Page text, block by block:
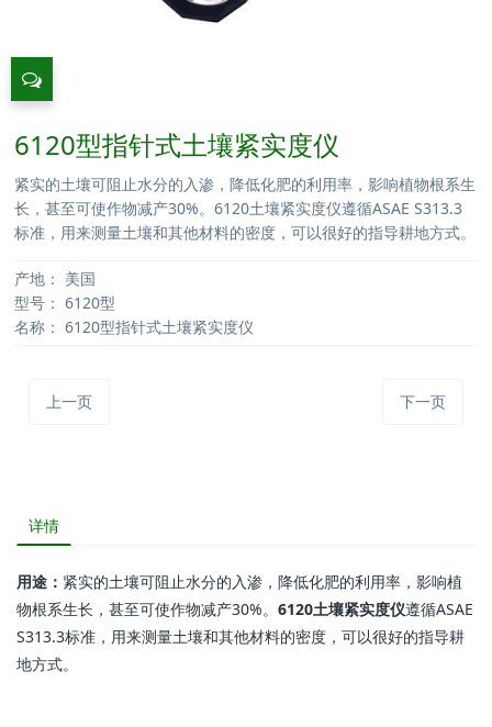
6120型指针式土壤紧实度仪
紧实的土壤可阻止水分的入渗，降低化肥的利用率，影响植物根系生
长，甚至可使作物减产30%。6120土壤紧实度仪遵循ASAE S313.3
标准，用来测量土壤和其他材料的密度，可以很好的指导耕地方式。
产地： 美国
型号： 6120型
名称： 6120型指针式土壤紧实度仪
上一页 下一页
详情
用途： 紧实的土壤可阻止水分的入渗，降低化肥的利用率，影响植
物根系生长，甚至可使作物减产30%。 6120土壤紧实度仪遵循ASAE
S313.3标准，用来测量土壤和其他材料的密度，可以很好的指导耕
地方式。